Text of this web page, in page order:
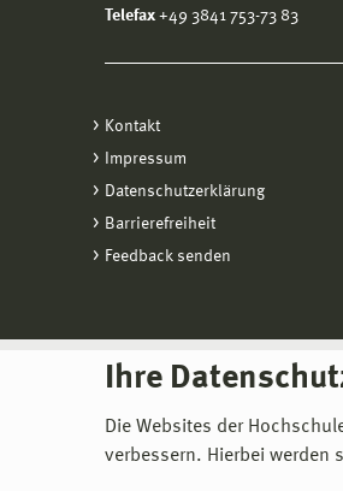
Ihre
Die Websites der
verbessern. Hierbei werden
Telefax +49 3841 753-73 83
Kontakt
Impressum
Datenschutzerklärung
Barrierefreiheit
Feedback senden